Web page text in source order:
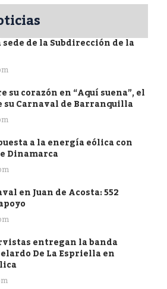
de la Subdirección de la
su corazón en “Aquí suena”, el
su Carnaval de Barranquilla
a la energía eólica con
Dinamarca
en Juan de Acosta: 552
entregan la banda
De La Espriella en